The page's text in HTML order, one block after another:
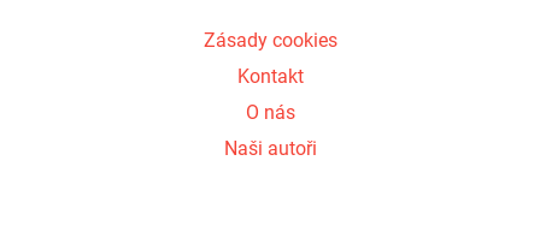
Zásady cookies
Kontakt
O nás
Naši autoři